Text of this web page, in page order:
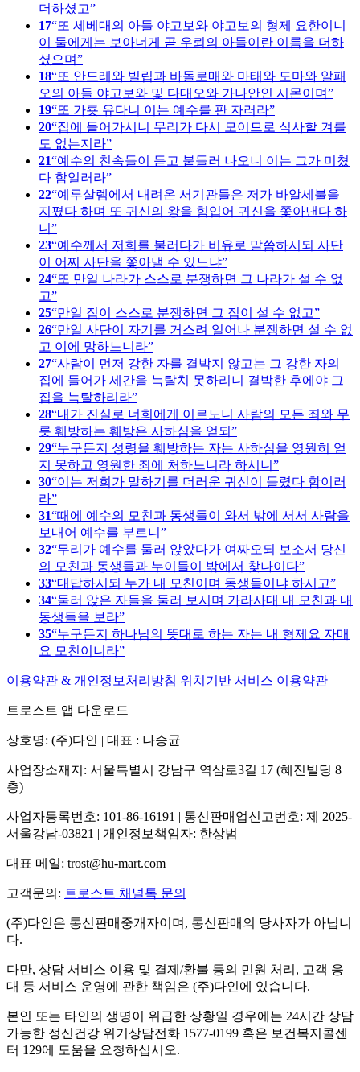
더하셨고
17 또 세베대의 아들 야고보와 야고보의 형제 요한이니
이 둘에게는 보아너게 곧 우뢰의 아들이란 이름을 더하
셨으며
18 또 안드레와 빌립과 바돌로매와 마태와 도마와 알패
오의 아들 야고보와 및 다대오와 가나안인 시몬이며
19 또 가룟 유다니 이는 예수를 판 자러라
20 집에 들어가시니 무리가 다시 모이므로 식사할 겨를
도 없는지라
21 예수의 친속들이 듣고 붙들러 나오니 이는 그가 미쳤
다 함일러라
22 예루살렘에서 내려온 서기관들은 저가 바알세불을
지폈다 하며 또 귀신의 왕을 힘입어 귀신을 쫓아낸다 하
니
23 예수께서 저희를 불러다가 비유로 말씀하시되 사단
이 어찌 사단을 쫓아낼 수 있느냐
24 또 만일 나라가 스스로 분쟁하면 그 나라가 설 수 없
고
25 만일 집이 스스로 분쟁하면 그 집이 설 수 없고
26 만일 사단이 자기를 거스려 일어나 분쟁하면 설 수 없
고 이에 망하느니라
27 사람이 먼저 강한 자를 결박지 않고는 그 강한 자의
집에 들어가 세간을 늑탈치 못하리니 결박한 후에야 그
집을 늑탈하리라
28 내가 진실로 너희에게 이르노니 사람의 모든 죄와 무
릇 훼방하는 훼방은 사하심을 얻되
29 누구든지 성령을 훼방하는 자는 사하심을 영원히 얻
지 못하고 영원한 죄에 처하느니라 하시니
30 이는 저희가 말하기를 더러운 귀신이 들렸다 함이러
라
31 때에 예수의 모친과 동생들이 와서 밖에 서서 사람을
보내어 예수를 부르니
32 무리가 예수를 둘러 앉았다가 여짜오되 보소서 당신
의 모친과 동생들과 누이들이 밖에서 찾나이다
33 대답하시되 누가 내 모친이며 동생들이냐 하시고
34 둘러 앉은 자들을 둘러 보시며 가라사대 내 모친과 내
동생들을 보라
35 누구든지 하나님의 뜻대로 하는 자는 내 형제요 자매
요 모친이니라
이용약관 & 개인정보처리방침 위치기반 서비스 이용약관
트로스트 앱 다운로드
상호명: (주)다인 | 대표 : 나승균
사업장소재지: 서울특별시 강남구 역삼로3길 17 (혜진빌딩 8
층)
사업자등록번호: 101-86-16191 | 통신판매업신고번호: 제 2025-
서울강남-03821 | 개인정보책임자: 한상범
대표 메일: trost@hu-mart.com |
고객문의: 트로스트 채널톡 문의
(주)다인은 통신판매중개자이며, 통신판매의 당사자가 아닙니
다.
다만, 상담 서비스 이용 및 결제/환불 등의 민원 처리, 고객 응
대 등 서비스 운영에 관한 책임은 (주)다인에 있습니다.
본인 또는 타인의 생명이 위급한 상황일 경우에는 24시간 상담
가능한 정신건강 위기상담전화 1577-0199 혹은 보건복지콜센
터 129에 도움을 요청하십시오.